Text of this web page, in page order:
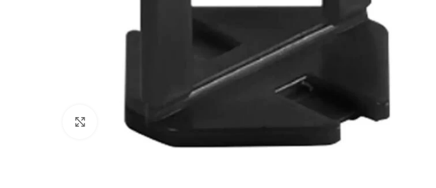
Clicca per ingrandire